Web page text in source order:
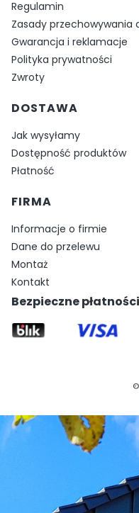
Regulamin
Zasady przechowywania
Gwarancja i reklamacje
Polityka prywatności
Zwroty
DOSTAWA
Jak wysyłamy
Dostępność produktów
Płatność
FIRMA
Informacje o firmie
Dane do przelewu
Montaż
Kontakt
Bezpieczne płatności
©